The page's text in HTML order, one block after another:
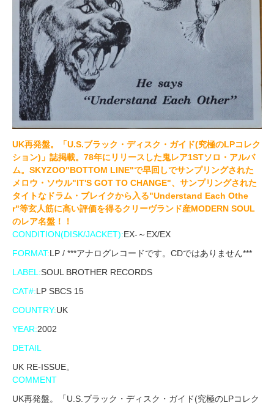
UK再発盤。「U.S.ブラック・ディスク・ガイド(究極のLPコレク
ション)」誌掲載。78年にリリースした鬼レア1STソロ・アルバ
ム。SKYZOO"BOTTOM LINE"で早回しでサンプリングされた
メロウ・ソウル"IT'S GOT TO CHANGE"、サンプリングされた
タイトなドラム・ブレイクから入る"Understand Each Othe
r"等玄人筋に高い評価を得るクリーヴランド産MODERN SOUL
のレア名盤！！
CONDITION(DISK/JACKET):EX-～EX/EX
FORMAT:LP / ***アナログレコードです。CDではありません***
LABEL:SOUL BROTHER RECORDS
CAT#:LP SBCS 15
COUNTRY:UK
YEAR:2002
DETAIL
UK RE-ISSUE。
COMMENT
UK再発盤。「U.S.ブラック・ディスク・ガイド(究極のLPコレク